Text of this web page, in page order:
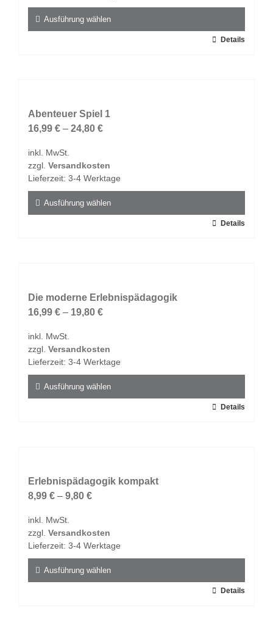
Produktseite
gewählt
Ausführung wählen
auf.
Die
können
auf
Produktseite
gewählt
Details
Abenteuer Spiel 1
16,99 € – 24,80 €
inkl. MwSt.
zzgl. Versandkosten
Lieferzeit: 3-4 Werktage
Ausführung wählen
auf.
Die
können
auf
Produktseite
gewählt
Details
Die moderne Erlebnispädagogik
16,99 € – 19,80 €
inkl. MwSt.
zzgl. Versandkosten
Lieferzeit: 3-4 Werktage
Ausführung wählen
auf.
Die
können
auf
Produktseite
gewählt
Details
Erlebnispädagogik kompakt
8,99 € – 9,80 €
inkl. MwSt.
zzgl. Versandkosten
Lieferzeit: 3-4 Werktage
Ausführung wählen
Details